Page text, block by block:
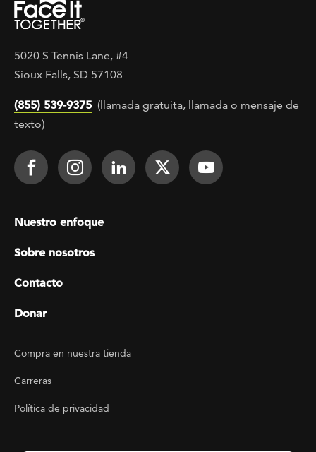
5020 S Tennis Lane, #4
Sioux Falls, SD 57108
(855) 539-9375 (llamada gratuita, llamada o mensaje de
texto)
Footer Social
Face It TOGETHER on Facebook
Face It TOGETHER on
Face It TOGETHER on
Face ItFace It
Footer menu
Nuestro enfoque
Sobre nosotros
Contacto
Donar
Footer Utility
Compra en nuestra tienda
Carreras
Política de privacidad